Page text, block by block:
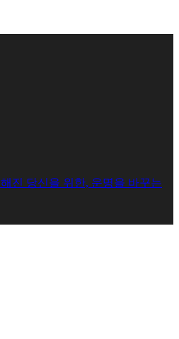
진 당신을 위한, 운명을 바꾸는